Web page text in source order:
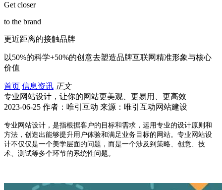
Get closer
to the brand
更近距离的接触品牌
以50%的科学+50%的创意去塑造品牌互联网精准形象与核心
价值
首页 信息资讯 正文
专业网站设计，让你的网站更美观、更易用、更高效
2023-06-25 作者：唯引互动 来源：唯引互动网站建设
专业网站设计，是指根据客户的目标和需求，运用专业的设计原则和
方法，创造出能够提升用户体验和满足业务目标的网站。专业网站设
计不仅仅是一个美学层面的问题，而是一个涉及到策略、创意、技
术、测试等多个环节的系统性问题。